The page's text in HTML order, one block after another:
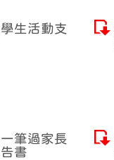
生活動支
筆過家長
書